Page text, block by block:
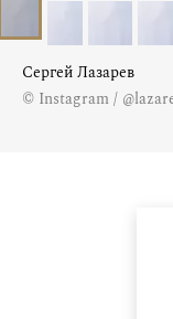
Сергей Лазарев
© Instagram /